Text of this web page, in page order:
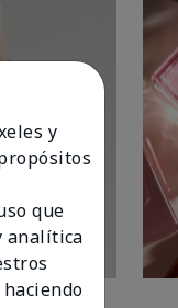
y
que
analítica